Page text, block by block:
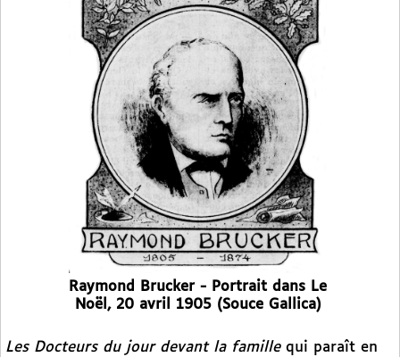
Raymond Brucker - Portrait dans Le
Noël, 20 avril 1905 (Souce Gallica)
Les Docteurs du jour devant la famillequi paraît en